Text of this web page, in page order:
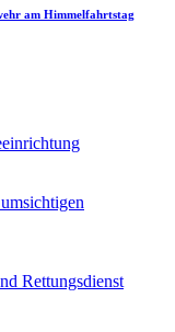
am Himmelfahrtstag
Rettungsdienst